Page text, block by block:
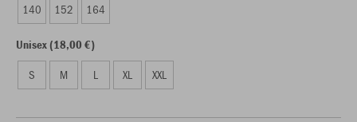
140 152 164
Unisex (18,00 €)
S M L XL XXL